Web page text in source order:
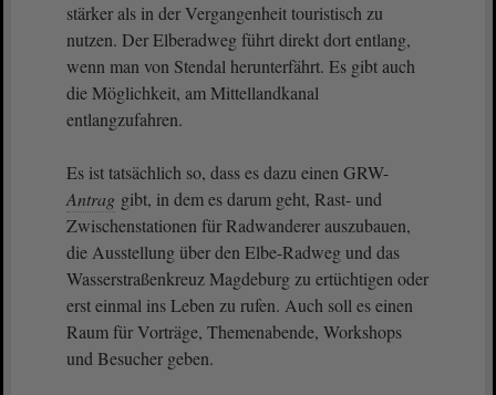
stärker als in der Vergangenheit touristisch zu
nutzen. Der Elberadweg führt direkt dort entlang,
wenn man von Stendal herunterfährt. Es gibt auch
die Möglichkeit, am Mittellandkanal
entlangzufahren.
Es ist tatsächlich so, dass es dazu einen GRW-
Antrag gibt, in dem es darum geht, Rast- und
Zwischenstationen für Radwanderer auszubauen,
die Ausstellung über den Elbe-Radweg und das
Wasserstraßenkreuz Magdeburg zu ertüchtigen oder
erst einmal ins Leben zu rufen. Auch soll es einen
Raum für Vorträge, Themenabende, Workshops
und Besucher geben.